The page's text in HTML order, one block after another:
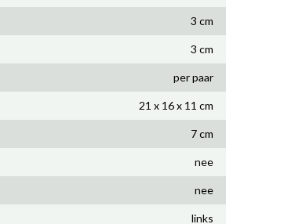
3 cm
3 cm
per paar
21 x 16 x 11 cm
7 cm
nee
nee
links